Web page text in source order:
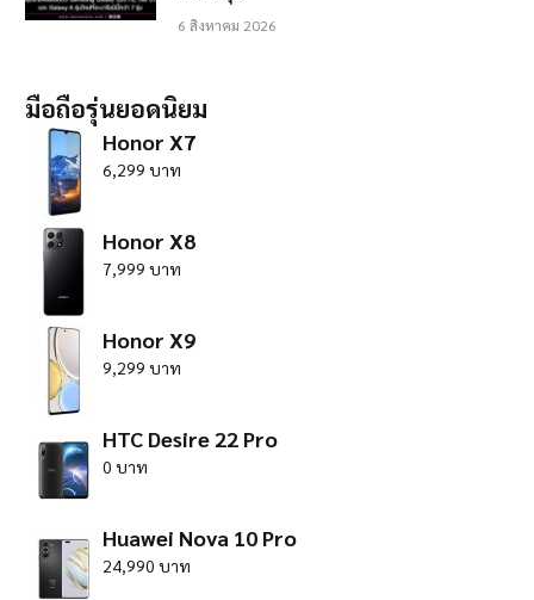
6 สิงหาคม 2026
มือถือรุ่นยอดนิยม
Honor X7
6,299 บาท
Honor X8
7,999 บาท
Honor X9
9,299 บาท
HTC Desire 22 Pro
0 บาท
Huawei Nova 10 Pro
24,990 บาท